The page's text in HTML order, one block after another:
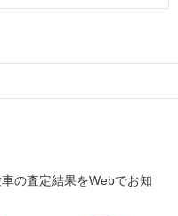
の査定結果をWebでお知